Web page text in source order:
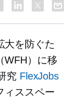
大を防ぐた
WFH）に移
究 FlexJobs
ィススペー